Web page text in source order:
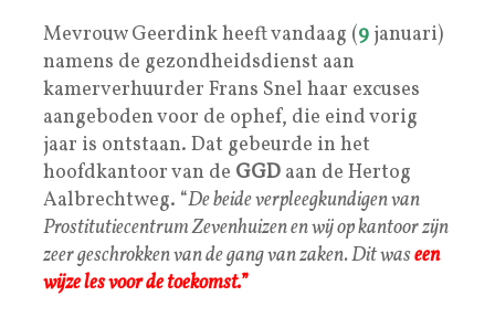
Mevrouw Geerdink heeft vandaag (9 januari)
namens de gezondheidsdienst aan
kamerverhuurder Frans Snel haar excuses
aangeboden voor de ophef, die eind vorig
jaar is ontstaan. Dat gebeurde in het
hoofdkantoor van de GGD aan de Hertog
Aalbrechtweg. “De beide verpleegkundigen van
Prostitutiecentrum Zevenhuizen en wij op kantoor zijn
zeer geschrokken van de gang van zaken. Dit waseen
wijze les voor de toekomst.”